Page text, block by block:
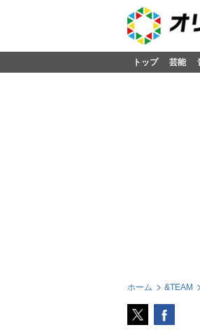
トップ 芸能
ホーム &TEAM